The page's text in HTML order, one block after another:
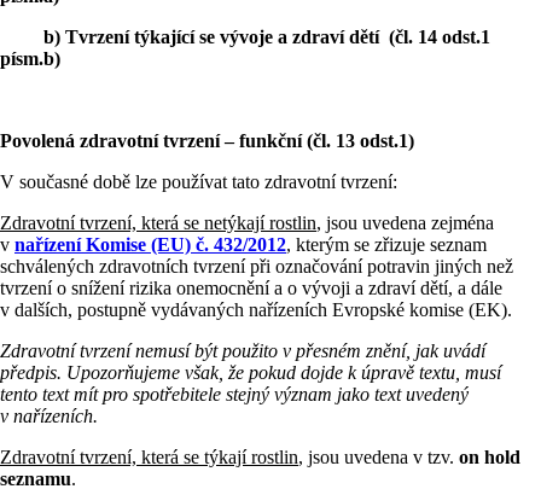
b) Tvrzení týkající se vývoje a zdraví dětí (čl. 14 odst.1
písm.b)
Povolená zdravotní tvrzení – funkční (čl. 13 odst.1)
V současné době lze používat tato zdravotní tvrzení:
Zdravotní tvrzení, která se netýkají rostlin, jsou uvedena zejména
v nařízení Komise (EU) č. 432/2012, kterým se zřizuje seznam
schválených zdravotních tvrzení při označování potravin jiných než
tvrzení o snížení rizika onemocnění a o vývoji a zdraví dětí, a dále
v dalších, postupně vydávaných nařízeních Evropské komise (EK).
Zdravotní tvrzení nemusí být použito v přesném znění, jak uvádí
předpis. Upozorňujeme však, že pokud dojde k úpravě textu, musí
tento text mít pro spotřebitele stejný význam jako text uvedený
v nařízeních.
Zdravotní tvrzení, která se týkají rostlin, jsou uvedena v tzv. on hold
seznamu.